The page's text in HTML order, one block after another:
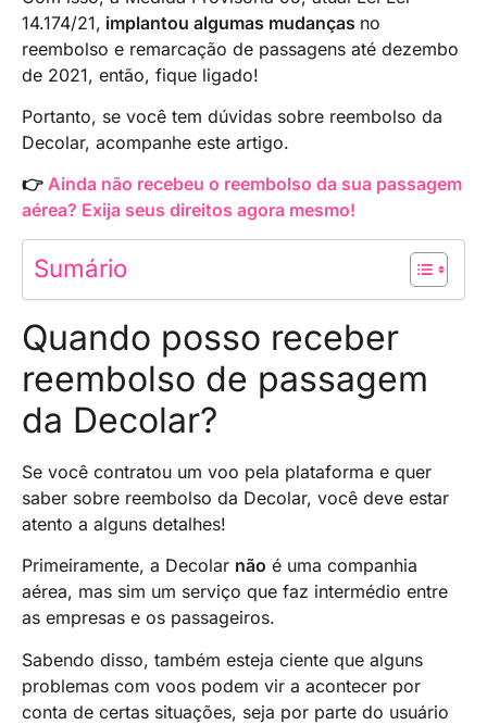
14.174/21, implantou algumas mudanças no
reembolso e remarcação de passagens até dezembo
de 2021, então, fique ligado!
Portanto, se você tem dúvidas sobre reembolso da
Decolar, acompanhe este artigo.
👉 Ainda não recebeu o reembolso da sua passagem
aérea? Exija seus direitos agora mesmo!
Sumário
Quando posso receber
reembolso de passagem
da Decolar?
Se você contratou um voo pela plataforma e quer
saber sobre reembolso da Decolar, você deve estar
atento a alguns detalhes!
Primeiramente, a Decolar não é uma companhia
aérea, mas sim um serviço que faz intermédio entre
as empresas e os passageiros.
Sabendo disso, também esteja ciente que alguns
problemas com voos podem vir a acontecer por
conta de certas situações, seja por parte do usuário